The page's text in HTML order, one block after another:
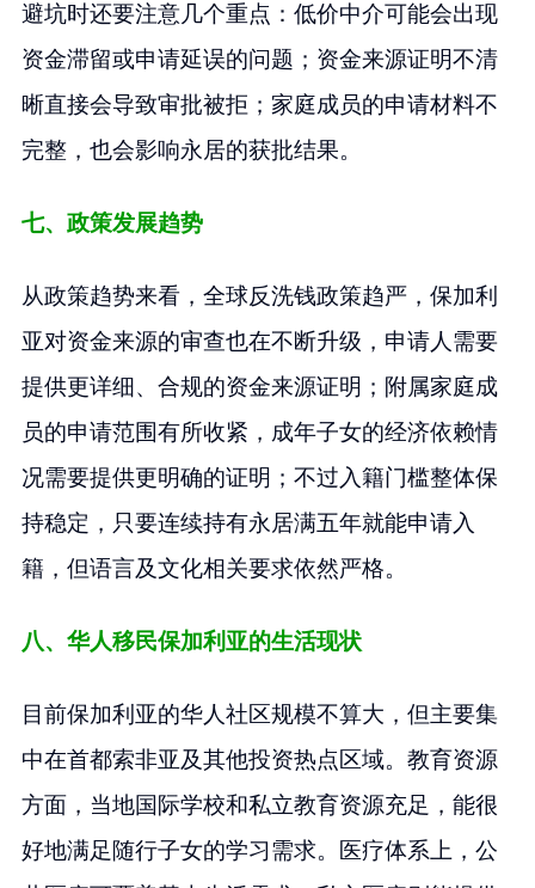
避坑时还要注意几个重点：低价中介可能会出现
资金滞留或申请延误的问题；资金来源证明不清
晰直接会导致审批被拒；家庭成员的申请材料不
完整，也会影响永居的获批结果。
七、政策发展趋势
从政策趋势来看，全球反洗钱政策趋严，保加利
亚对资金来源的审查也在不断升级，申请人需要
提供更详细、合规的资金来源证明；附属家庭成
员的申请范围有所收紧，成年子女的经济依赖情
况需要提供更明确的证明；不过入籍门槛整体保
持稳定，只要连续持有永居满五年就能申请入
籍，但语言及文化相关要求依然严格。
八、华人移民保加利亚的生活现状
目前保加利亚的华人社区规模不算大，但主要集
中在首都索非亚及其他投资热点区域。教育资源
方面，当地国际学校和私立教育资源充足，能很
好地满足随行子女的学习需求。医疗体系上，公